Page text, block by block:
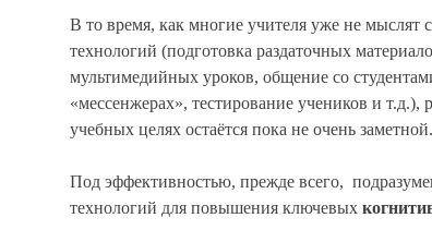
В то время, как многие учителя уже не мыслят
технологий (подготовка раздаточных
мультимедийных уроков, общение со
«мессенжерах», тестирование учеников и т.д.),
учебных целях остаётся пока не очень заметной.
Под эффективностью, прежде всего,
технологий для повышения ключевых